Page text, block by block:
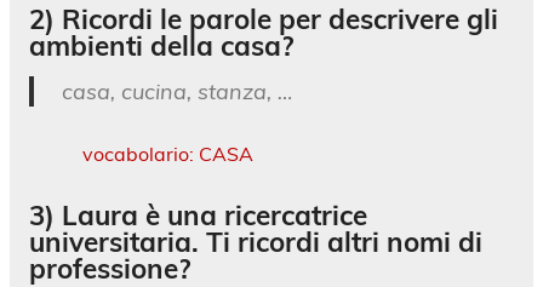
2) Ricordi le parole per descrivere gli
ambienti della casa?
casa, cucina, stanza, …
vocabolario: CASA
3) Laura è una ricercatrice
universitaria. Ti ricordi altri nomi di
professione?